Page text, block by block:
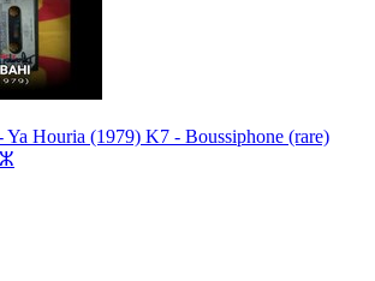
Houria (1979) K7 - Boussiphone (rare)